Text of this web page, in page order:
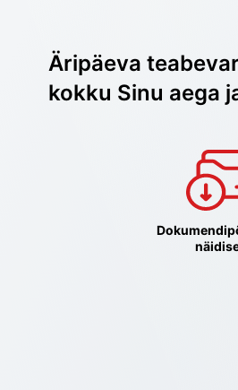
Äripäeva
kokku Sinu aega